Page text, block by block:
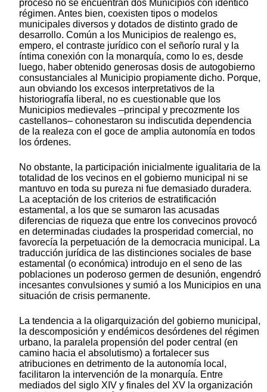
proceso no se encuentran dos Municipios con idéntico
régimen. Antes bien, coexisten tipos o modelos
municipales diversos y dotados de distinto grado de
desarrollo. Común a los Municipios de realengo es,
empero, el contraste jurídico con el señorío rural y la
íntima conexión con la monarquía, como lo es, desde
luego, haber obtenido generosas dosis de autogobierno
consustanciales al Municipio propiamente dicho. Porque,
aun obviando los excesos interpretativos de la
historiografía liberal, no es cuestionable que los
Municipios medievales –principal y precozmente los
castellanos– cohonestaron su indiscutida dependencia
de la realeza con el goce de amplia autonomía en todos
los órdenes.
No obstante, la participación inicialmente igualitaria de la
totalidad de los vecinos en el gobierno municipal ni se
mantuvo en toda su pureza ni fue demasiado duradera.
La aceptación de los criterios de estratificación
estamental, a los que se sumaron las acusadas
diferencias de riqueza que entre los convecinos provocó
en determinadas ciudades la prosperidad comercial, no
favorecía la perpetuación de la democracia municipal. La
traducción jurídica de las distinciones sociales de base
estamental (o económica) introdujo en el seno de las
poblaciones un poderoso germen de desunión, engendró
incesantes convulsiones y sumió a los Municipios en una
situación de crisis permanente.
La tendencia a la oligarquización del gobierno municipal,
la descomposición y endémicos desórdenes del régimen
urbano, la paralela propensión del poder central (en
camino hacia el absolutismo) a fortalecer sus
atribuciones en detrimento de la autonomía local,
facilitaron la intervención de la monarquía. Entre
mediados del siglo XIV y finales del XV la organización